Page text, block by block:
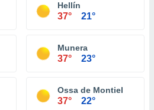
Hellín
37° 21°
Munera
37° 23°
Ossa de Montiel
37° 22°